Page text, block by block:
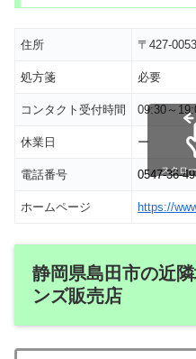
住所 〒427-
処方箋 必要
コンタクト受付時間 09:30～
休業日 ー
電話番号 0547-36-
ホームページ https://
スクロ
静岡県島田市の近
ンズ販売店